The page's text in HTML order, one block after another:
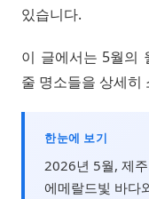
있습니다.
이 글에서는 5월의
줄 명소들을 상세히
한눈에 보기
2026년 5월, 제
에메랄드빛 바다